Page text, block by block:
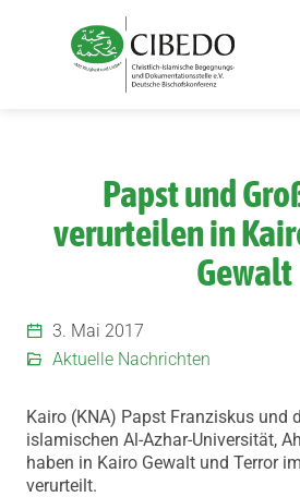
Papst und
verurteilen in
Gewalt
3. Mai 2017
Aktuelle Nachrichten
Kairo (KNA) Papst Franziskus und
islamischen Al-Azhar-Universität,
haben in Kairo Gewalt und Terror
verurteilt.